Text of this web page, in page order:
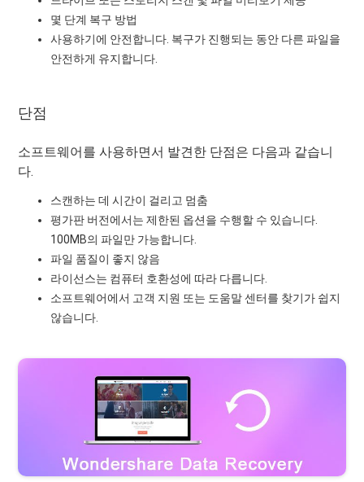
몇 단계 복구 방법
사용하기에 안전합니다. 복구가 진행되는 동안 다른 파일을
안전하게 유지합니다.
단점
소프트웨어를 사용하면서 발견한 단점은 다음과 같습니
다.
스캔하는 데 시간이 걸리고 멈춤
평가판 버전에서는 제한된 옵션을 수행할 수 있습니다.
100MB의 파일만 가능합니다.
파일 품질이 좋지 않음
라이선스는 컴퓨터 호환성에 따라 다릅니다.
소프트웨어에서 고객 지원 또는 도움말 센터를 찾기가 쉽지
않습니다.